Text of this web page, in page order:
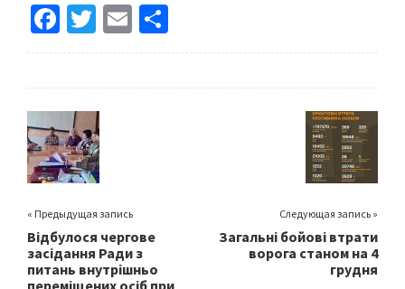
Fa
ce
o
o
k
T
wi
er
E
m h
« Предыдущая запись
Відбулося чергове
засідання Ради з
питань внутрішньо
переміщених осіб при
Следующая запись »
Загальні бойові втрати
ворога станом на 4
грудня